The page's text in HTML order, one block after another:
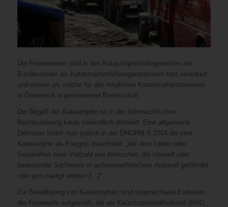
Die Feuerwehren sind in den Katastrophenhilfegesetzen der
Bundesländer als Katastrophenhilfeorganisationen fest verankert
und stehen als solche für alle möglichen Katastrophenszenarien
in Österreich in permanenter Bereitschaft.
Der Begriff der Katastrophe ist in der österreichischen
Rechtsordnung kaum verbindlich definiert. Eine allgemeine
Definition findet man jedoch in der ÖNORM S 2304 die eine
Katastrophe als Ereignis beschreibt,
„bei dem Leben oder
Gesundheit einer Vielzahl von Menschen, die Umwelt oder
bedeutende Sachwerte in außergewöhnlichem Ausmaß gefährdet
oder geschädigt werden […]“.
Zur Bewältigung von Katastrophen sind österreichweit Einheiten
der Feuerwehr aufgestellt, die als Katastrophenhilfsdienst (KHD,